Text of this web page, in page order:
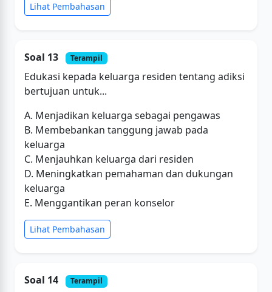
Lihat Pembahasan
Soal 13 Terampil
Edukasi kepada keluarga residen tentang adiksi
bertujuan untuk...
A. Menjadikan keluarga sebagai pengawas
B. Membebankan tanggung jawab pada
keluarga
C. Menjauhkan keluarga dari residen
D. Meningkatkan pemahaman dan dukungan
keluarga
E. Menggantikan peran konselor
Lihat Pembahasan
Soal 14 Terampil